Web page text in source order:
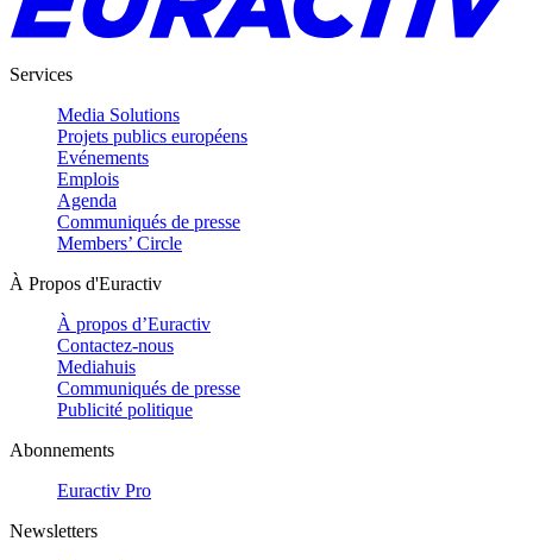
Services
Media Solutions
Projets publics européens
Evénements
Emplois
Agenda
Communiqués de presse
Members’ Circle
À Propos d'Euractiv
À propos d’Euractiv
Contactez-nous
Mediahuis
Communiqués de presse
Publicité politique
Abonnements
Euractiv Pro
Newsletters